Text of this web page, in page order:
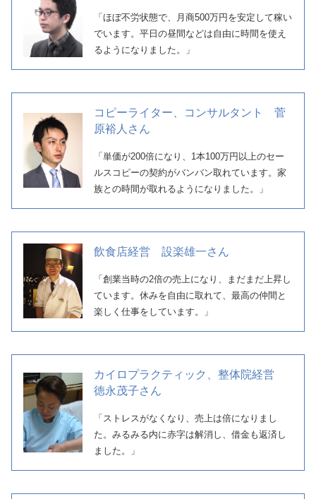
「ほぼ不労状態で、月商500万円を安定して稼い
でいます。平日の昼間などは自由に時間を使え
るようになりました。」
コピーライター、コンサルタント 菅
原裕人さん
「単価が200倍になり、1本100万円以上のセー
ルスコピーの契約がバンバン取れています。家
族との時間が取れるようになりました。」
飲食店経営 設楽雄一さん
「創業当時の2倍の売上になり、まだまだ上昇し
ています。休みを自由に取れて、最高の仲間と
楽しく仕事をしています。」
カイロプラクティック、整体院経営
徳永茂子さん
「ストレスがなくなり、売上は倍になりまし
た。みるみる内に赤字は解消し、借金も返済し
ました。」